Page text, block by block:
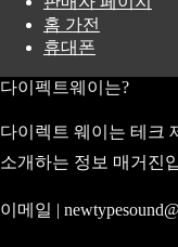
홈 가전
휴대폰
다이펙트웨이는?
다이렉트 웨이는 테크
소개하는 정보 매거진
이메일 |